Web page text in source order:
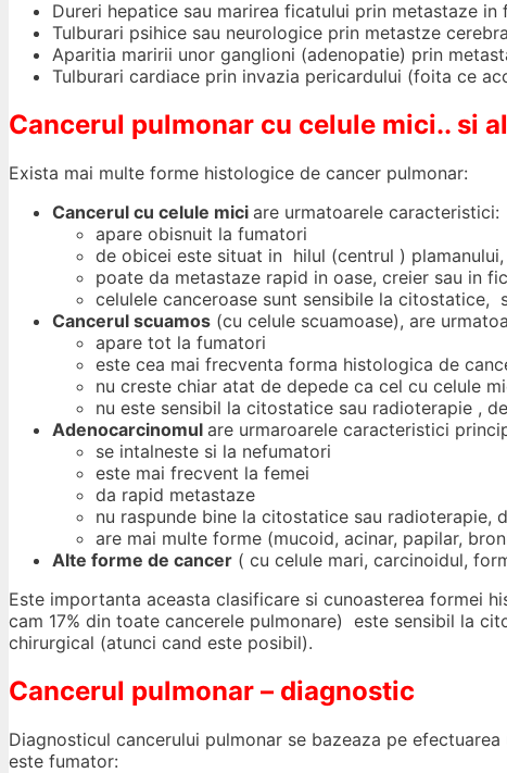
Dureri hepatice sau marirea ficatului prin metastaze in
Tulburari psihice sau neurologice prin metastze
Aparitia maririi unor ganglioni (adenopatie) prin
Tulburari cardiace prin invazia pericardului (foita ce
Cancerul pulmonar cu celule mici.. si
Exista mai multe forme histologice de cancer pulmonar:
Cancerul cu celule mici are urmatoarele caracteristici:
apare obisnuit la fumatori
de obicei este situat in hilul (centrul )
poate da metastaze rapid in oase, creier sau in
celulele canceroase sunt sensibile la citostatice,
Cancerul scuamos (cu celule scuamoase), are
apare tot la fumatori
este cea mai frecventa forma histologica de
nu creste chiar atat de depede ca cel cu celule
nu este sensibil la citostatice sau radioterapie ,
Adenocarcinomul are urmaroarele caracteristici
se intalneste si la nefumatori
este mai frecvent la femei
da rapid metastaze
nu raspunde bine la citostatice sau radioterapie,
are mai multe forme (mucoid, acinar, papilar,
Alte forme de cancer ( cu celule mari, carcinoidul,
Este importanta aceasta clasificare si cunoasterea formei
cam 17% din toate cancerele pulmonare) este sensibil la
chirurgical (atunci cand este posibil).
Cancerul pulmonar – diagnostic
Diagnosticul cancerului pulmonar se bazeaza pe
este fumator: